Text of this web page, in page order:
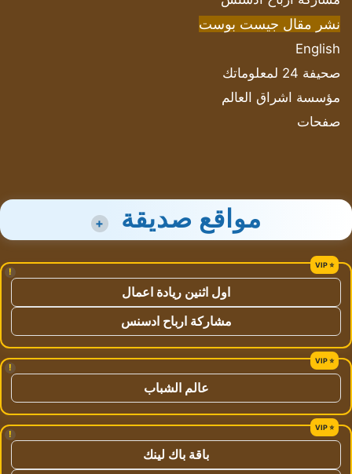
نشر مقال جيست بوست
English
صحيفة 24 لمعلوماتك
مؤسسة اشراق العالم
صفحات
مواقع صديقة +
!
اول اثنين ريادة اعمال
مشاركة ارباح ادسنس
!
عالم الشباب
!
باقة باك لينك